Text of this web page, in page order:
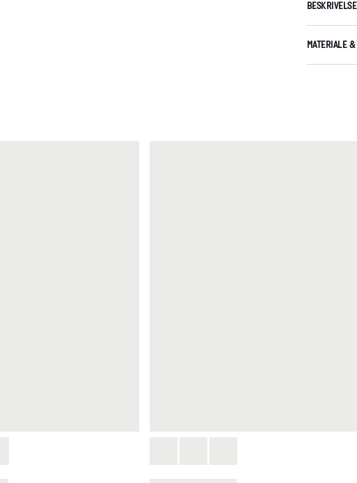
BESKRIVELSE
MATERIALE